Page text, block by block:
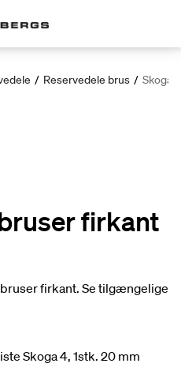
/ Reservedele brus / Skoga
firkant
firkant. Se tilgængelige
Skoga 4, 1stk. 20 mm